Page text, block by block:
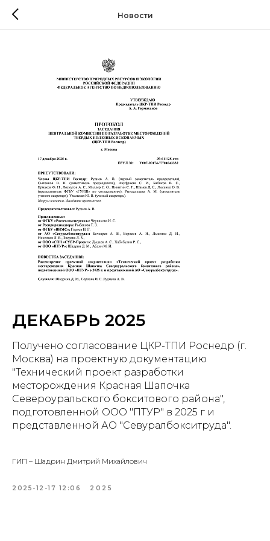
Новости
ДЕКАБРЬ 2025
Получено согласование ЦКР-ТПИ Роснедр (г.
Москва) на проектную документацию
"Технический проект разработки
месторождения Красная Шапочка
Североуральского бокситового района",
подготовленной ООО "ПТУР" в 2025 г и
представленной АО "Севуралбокситруда".
ГИП – Шадрин Дмитрий Михайлович
2025-12-17 12:06 2025